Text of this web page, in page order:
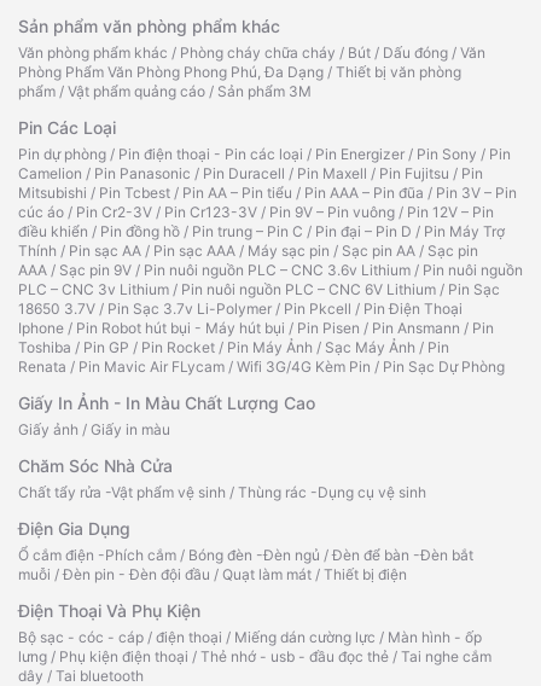
Sản phẩm văn phòng phẩm khác
Văn phòng phẩm khác / Phòng cháy chữa cháy / Bút / Dấu đóng / Văn
Phòng Phẩm Văn Phòng Phong Phú, Đa Dạng / Thiết bị văn phòng
phẩm / Vật phẩm quảng cáo / Sản phẩm 3M
Pin Các Loại
Pin dự phòng / Pin điện thoại - Pin các loại / Pin Energizer / Pin Sony / Pin
Camelion / Pin Panasonic / Pin Duracell / Pin Maxell / Pin Fujitsu / Pin
Mitsubishi / Pin Tcbest / Pin AA – Pin tiểu / Pin AAA – Pin đũa / Pin 3V – Pin
cúc áo / Pin Cr2-3V / Pin Cr123-3V / Pin 9V – Pin vuông / Pin 12V – Pin
điều khiển / Pin đồng hồ / Pin trung – Pin C / Pin đại – Pin D / Pin Máy Trợ
Thính / Pin sạc AA / Pin sạc AAA / Máy sạc pin / Sạc pin AA / Sạc pin
AAA / Sạc pin 9V / Pin nuôi nguồn PLC – CNC 3.6v Lithium / Pin nuôi nguồn
PLC – CNC 3v Lithium / Pin nuôi nguồn PLC – CNC 6V Lithium / Pin Sạc
18650 3.7V / Pin Sạc 3.7v Li-Polymer / Pin Pkcell / Pin Điện Thoại
Iphone / Pin Robot hút bụi - Máy hút bụi / Pin Pisen / Pin Ansmann / Pin
Toshiba / Pin GP / Pin Rocket / Pin Máy Ảnh / Sạc Máy Ảnh / Pin
Renata / Pin Mavic Air FLycam / Wifi 3G/4G Kèm Pin / Pin Sạc Dự Phòng
Giấy In Ảnh - In Màu Chất Lượng Cao
Giấy ảnh / Giấy in màu
Chăm Sóc Nhà Cửa
Chất tẩy rửa -Vật phẩm vệ sinh / Thùng rác -Dụng cụ vệ sinh
Điện Gia Dụng
Ổ cắm điện -Phích cắm / Bóng đèn -Đèn ngủ /Đèn để bàn -Đèn bắt
muỗi /Đèn pin - Đèn đội đầu / Quạt làm mát / Thiết bị điện
Điện Thoại Và Phụ Kiện
Bộ sạc - cóc - cáp / điện thoại / Miếng dán cường lực / Màn hình - ốp
lưng / Phụ kiện điện thoại / Thẻ nhớ - usb - đầu đọc thẻ / Tai nghe cắm
dây / Tai bluetooth